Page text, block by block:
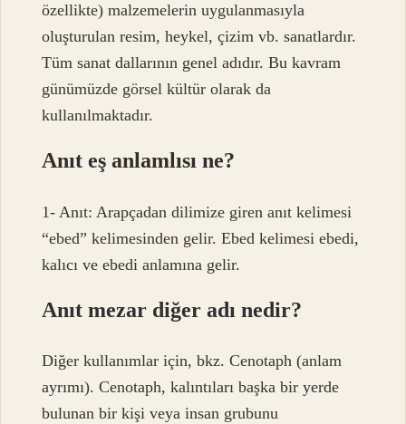
özellikte) malzemelerin uygulanmasıyla
oluşturulan resim, heykel, çizim vb. sanatlardır.
Tüm sanat dallarının genel adıdır. Bu kavram
günümüzde görsel kültür olarak da
kullanılmaktadır.
Anıt eş anlamlısı ne?
1- Anıt: Arapçadan dilimize giren anıt kelimesi
“ebed” kelimesinden gelir. Ebed kelimesi ebedi,
kalıcı ve ebedi anlamına gelir.
Anıt mezar diğer adı nedir?
Diğer kullanımlar için, bkz. Cenotaph (anlam
ayrımı). Cenotaph, kalıntıları başka bir yerde
bulunan bir kişi veya insan grubunu